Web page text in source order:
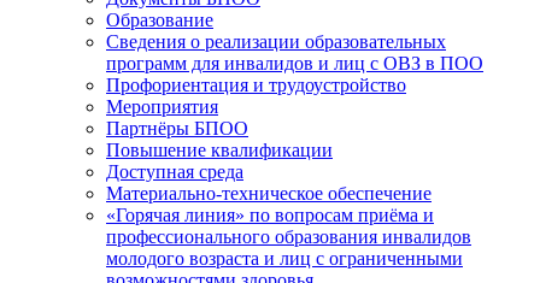
Образование
Сведения о реализации образовательных
программ для инвалидов и лиц с ОВЗ в ПОО
Профориентация и трудоустройство
Мероприятия
Партнёры БПОО
Повышение квалификации
Доступная среда
Материально-техническое обеспечение
«Горячая линия» по вопросам приёма и
профессионального образования инвалидов
молодого возраста и лиц с ограниченными